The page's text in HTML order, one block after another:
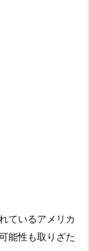
ているアメリカ
能性も取りざた